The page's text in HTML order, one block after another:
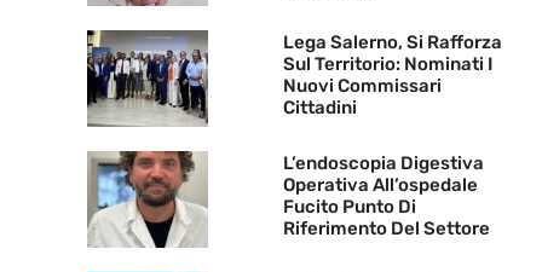
Lega Salerno, Si Rafforza
Sul Territorio: Nominati I
Nuovi Commissari
Cittadini
L’endoscopia Digestiva
Operativa All’ospedale
Fucito Punto Di
Riferimento Del Settore